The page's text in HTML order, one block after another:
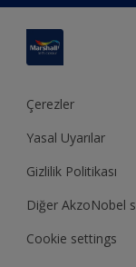
Site haritası
İlham alın
Dekorasyon önerisi
Ustamburada
Renk Doğrulama
Teknik Bülten
Çerezler
Yasal Uyarılar
Gizlilik Politikası
Diğer AkzoNobel
Cookie settings